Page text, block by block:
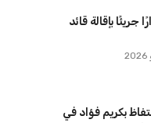
جريئًا بإقالة قائد
بكريم فؤاد في